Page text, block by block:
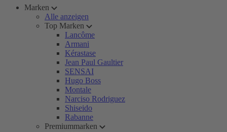
Marken
Alle anzeigen
Top Marken
Lancôme
Armani
Kérastase
Jean Paul Gaultier
SENSAI
Hugo Boss
Montale
Narciso Rodriguez
Shiseido
Rabanne
Premiummarken